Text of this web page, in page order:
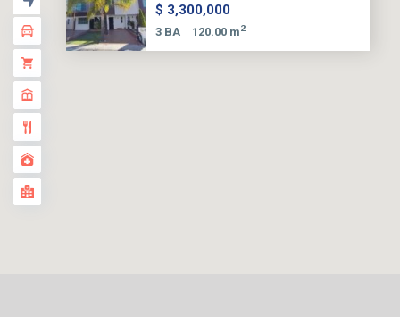
$ 3,300,000
3 BA 120.00 m2